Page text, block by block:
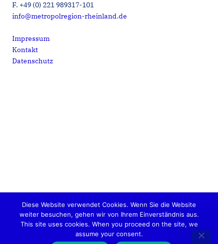
F. +49 (0) 221 989317-101
info@metropolregion-rheinland.de
Impressum
Kontakt
Datenschutz
Metropolregion Rheinland e.V. © 2026
Diese Website verwendet Cookies. Wenn Sie die Website
weiter besuchen, gehen wir von Ihrem Einverständnis aus.
This site uses cookies. When you proceed on the site, we
assume your consent.